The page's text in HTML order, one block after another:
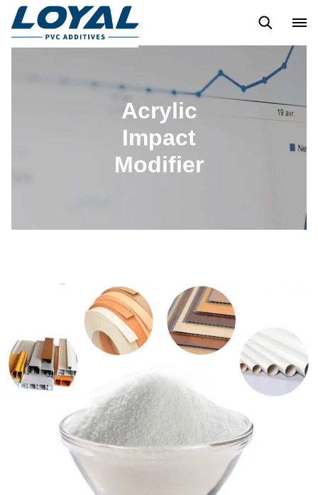
POLYÉTHYLÈNE CHLORÉ ACRYLIQUE
Acrylic
Impact
Modifier